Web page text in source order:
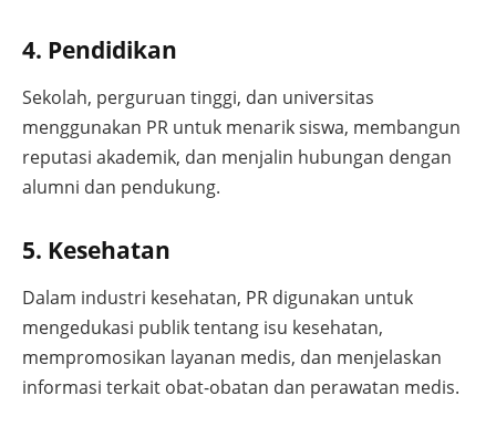
4. Pendidikan
Sekolah, perguruan tinggi, dan universitas
menggunakan PR untuk menarik siswa, membangun
reputasi akademik, dan menjalin hubungan dengan
alumni dan pendukung.
5. Kesehatan
Dalam industri kesehatan, PR digunakan untuk
mengedukasi publik tentang isu kesehatan,
mempromosikan layanan medis, dan menjelaskan
informasi terkait obat-obatan dan perawatan medis.